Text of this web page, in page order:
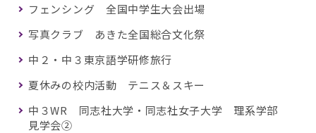
フェンシング 全国中学生大会出場
写真クラブ あきた全国総合文化祭
中２・中３東京語学研修旅行
夏休みの校内活動 テニス＆スキー
中３WR 同志社大学・同志社女子大学 理系学部
見学会②